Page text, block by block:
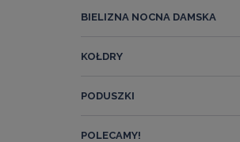
BIELIZNA NOCNA DAMSKA
KOŁDRY
PODUSZKI
POLECAMY!